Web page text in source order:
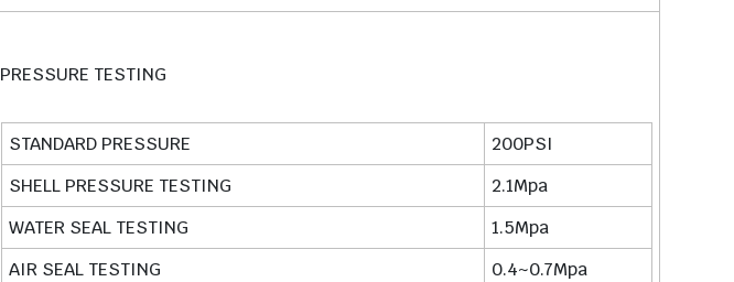
PRESSURE TESTING
STANDARD PRESSURE
200PSI
SHELL PRESSURE TESTING
2.1Mpa
WATER SEAL TESTING
1.5Mpa
AIR SEAL TESTING
0.4~0.7Mpa